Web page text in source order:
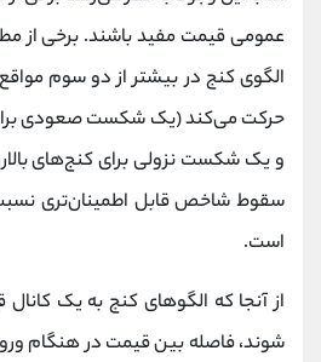
عمومی قیمت مفید باشند. برخی از
الگوی کنج در بیشتر از دو سوم
حرکت می‌کند (یک شکست صعودی
و یک شکست نزولی برای کنج‌های
سقوط شاخص قابل اطمینان‌تری
است.
از آنجا که الگوهای کنج به یک
شوند، فاصله بین قیمت در هنگام